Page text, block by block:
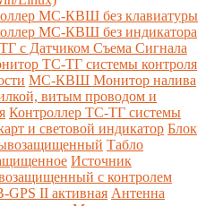
МС-КВШ без клавиатуры
МС-КВШ без индикатора
с Датчиком Съема Сигнала
ТС-ТГ системы контроля
МС-КВШ Монитор налива
витым проводом и
Контроллер ТС-ТГ системы
и световой индикатор Блок
Табло
Источник
с контролем
II активная Антенна